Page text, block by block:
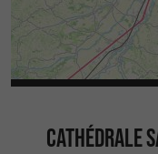
CATHÉDRALE